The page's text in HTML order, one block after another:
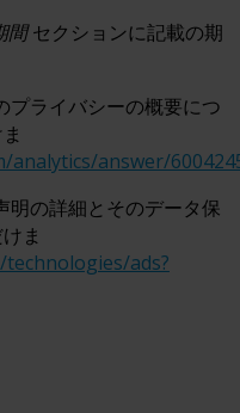
間 セクションに記載の期
プライバシーの概要につ
answer/
明の詳細とそのデータ保
ま
ads?